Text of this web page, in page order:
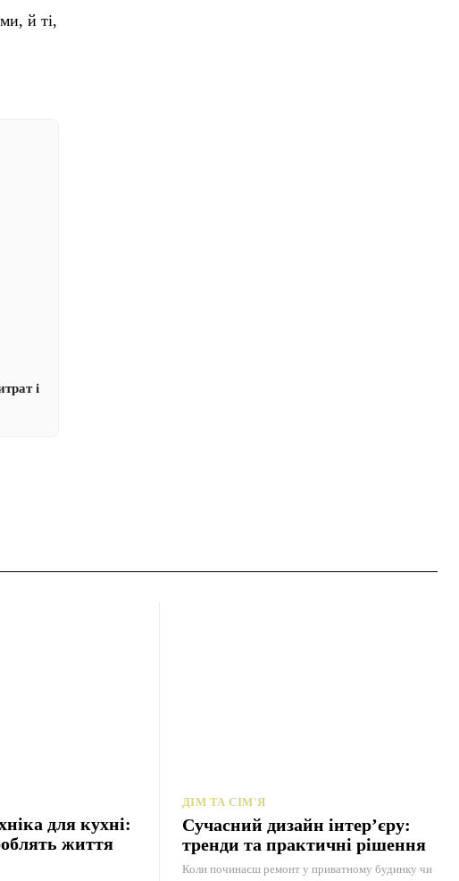
й ті,
і
для кухні:
життя
ДІМ ТА СІМ'Я
Сучасний дизайн інтер’єру:
тренди та практичні рішення
Коли починаєш ремонт у приватному будинку чи